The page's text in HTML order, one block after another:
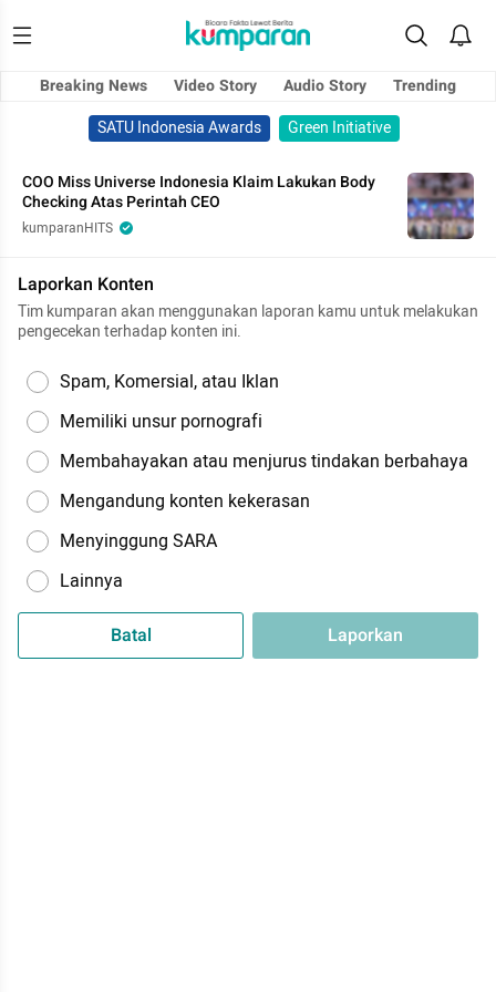
Breaking News Video Story Audio Story
Trending
SATU Indonesia Awards
Green Initiative
COO Miss Universe Indonesia Klaim Lakukan Body
Checking Atas Perintah CEO
kumparanHITS
Laporkan Konten
Tim kumparan akan menggunakan laporan kamu untuk melakukan
pengecekan terhadap konten ini.
Spam, Komersial, atau Iklan
Memiliki unsur pornografi
Membahayakan atau menjurus tindakan berbahaya
Mengandung konten kekerasan
Menyinggung SARA
Lainnya
Batal Laporkan